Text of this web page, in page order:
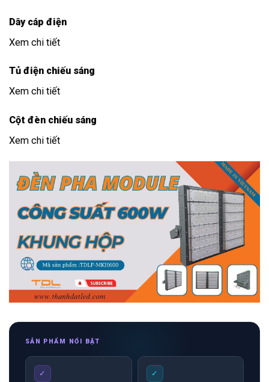
Dây cáp điện
Xem chi tiết
Tủ điện chiếu sáng
Xem chi tiết
Cột đèn chiếu sáng
Xem chi tiết
SẢN PHẨM NỔI BẬT
✓ ✓